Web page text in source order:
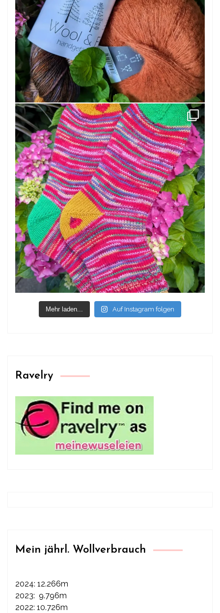
Mehr laden... Auf Instagram folgen
Ravelry
Mein jährl. Wollverbrauch
2024: 12.266m
2023: 9.796m
2022: 10.726m